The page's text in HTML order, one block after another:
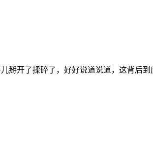
开了揉碎了，好好说道说道，这背后到